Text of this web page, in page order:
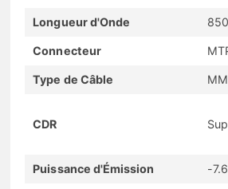
Longueur d'Onde
Connecteur
Type de Câble
CDR
Puissance d'Émission -